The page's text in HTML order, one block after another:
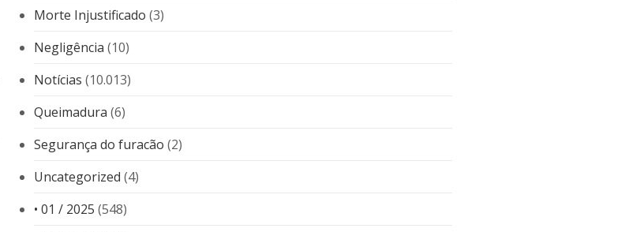
Morte Injustificado (3)
Negligência (10)
Notícias (10.013)
Queimadura (6)
Segurança do furacão (2)
Uncategorized (4)
• 01 / 2025 (548)